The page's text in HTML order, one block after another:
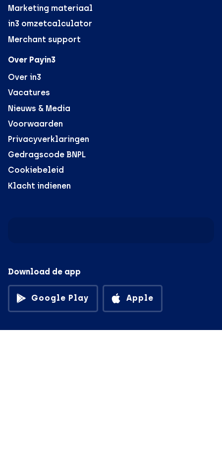
Marketing materiaal
in3 omzetcalculator
Merchant support
Over Payin3
Over in3
Vacatures
Nieuws & Media
Voorwaarden
Privacyverklaringen
Gedragscode BNPL
Cookiebeleid
Klacht indienen
Download de app
Google Play Apple